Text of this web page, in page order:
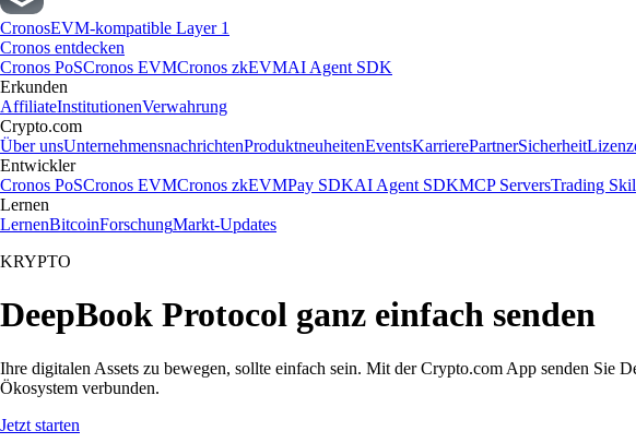
CronosEVM-kompatible Layer 1
Cronos entdecken
Cronos PoSCronos EVMCronos zkEVMAI Agent SDK
Erkunden
AffiliateInstitutionenVerwahrung
Crypto.com
Über unsUnternehmensnachrichtenProduktneuheitenEventsKarrierePartnerSicherheit
Entwickler
Cronos PoSCronos EVMCronos zkEVMPay SDKAI Agent SDKMCP ServersTrading
Lernen
LernenBitcoinForschungMarkt-Updates
KRYPTO
DeepBook Protocol ganz einfach senden
Ihre digitalen Assets zu bewegen, sollte einfach sein. Mit der Crypto.com App senden Sie
Ökosystem verbunden.
Jetzt starten